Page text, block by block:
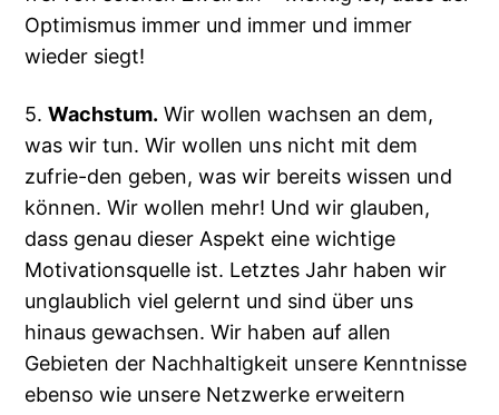
Optimismus immer und immer und immer
wieder siegt!
5.Wachstum. Wir wollen wachsen an dem,
was wir tun. Wir wollen uns nicht mit dem
zufrie-den geben, was wir bereits wissen und
können. Wir wollen mehr! Und wir glauben,
dass genau dieser Aspekt eine wichtige
Motivationsquelle ist. Letztes Jahr haben wir
unglaublich viel gelernt und sind über uns
hinaus gewachsen. Wir haben auf allen
Gebieten der Nachhaltigkeit unsere Kenntnisse
ebenso wie unsere Netzwerke erweitern